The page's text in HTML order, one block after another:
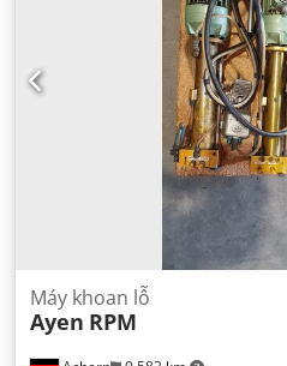
Máy khoan lỗ
Ayen RPM